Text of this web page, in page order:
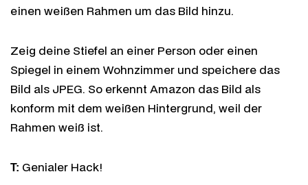
einen weißen Rahmen um das Bild hinzu.
Zeig deine Stiefel an einer Person oder einen
Spiegel in einem Wohnzimmer und speichere das
Bild als JPEG. So erkennt Amazon das Bild als
konform mit dem weißen Hintergrund, weil der
Rahmen weiß ist.
T: Genialer Hack!